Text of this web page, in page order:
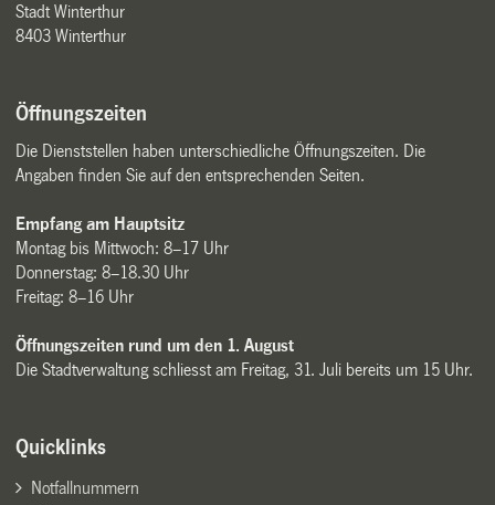
Stadt Winterthur
8403 Winterthur
Öffnungszeiten
Die Dienststellen haben unterschiedliche Öffnungszeiten. Die
Angaben finden Sie auf den entsprechenden Seiten.
Empfang am Hauptsitz
Montag bis Mittwoch: 8–17 Uhr
Donnerstag: 8–18.30 Uhr
Freitag: 8–16 Uhr
Öffnungszeiten rund um den 1. August
Die Stadtverwaltung schliesst am Freitag, 31. Juli bereits um 15 Uhr.
Quicklinks
Notfallnummern